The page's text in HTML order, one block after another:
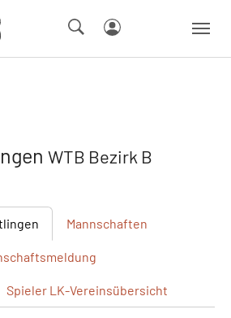
WTB Bezirk B
Mannschaften
Spieler LK-Vereinsübersicht